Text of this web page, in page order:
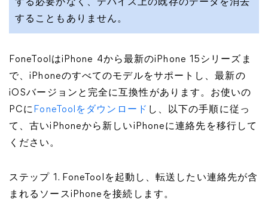
する必要がなく、デバイス上の既存のデータを消去
することもありません。
FoneToolはiPhone 4から最新のiPhone 15シリーズま
で、iPhoneのすべてのモデルをサポートし、最新の
iOSバージョンと完全に互換性があります。お使いの
PCに FoneToolをダウンロード し、以下の手順に従っ
て、古いiPhoneから新しいiPhoneに連絡先を移行して
ください。
ステップ 1. FoneToolを起動し、転送したい連絡先が含
まれるソースiPhoneを接続します。